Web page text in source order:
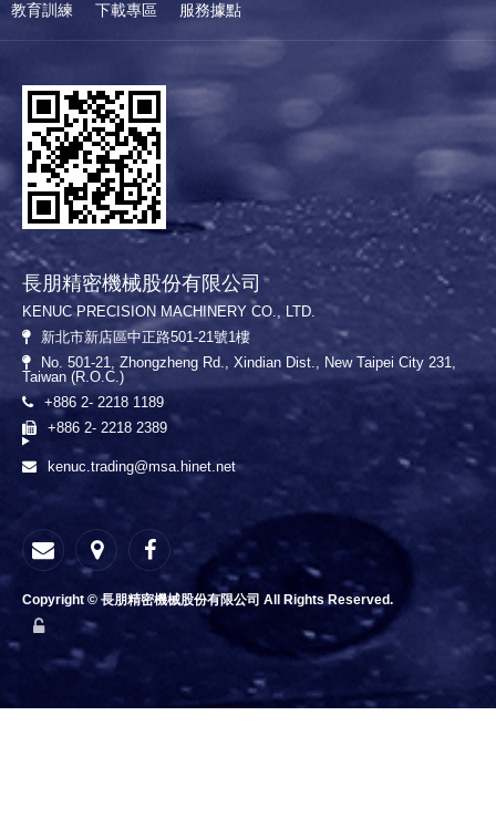
教育訓練
下載專區 服務據點
長朋精密機械股份有限公司
KENUC PRECISION MACHINERY CO., LTD.
新北市新店區中正路501-21號1樓
No. 501-21, Zhongzheng Rd., Xindian Dist., New Taipei City 231,
Taiwan (R.O.C.)
+886 2- 2218 1189
+886 2- 2218 2389
kenuc.trading@msa.hinet.net
Copyright © 長朋精密機械股份有限公司 All Rights Reserved.